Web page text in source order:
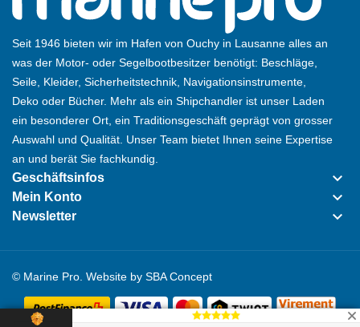
Seit 1946 bieten wir im Hafen von Ouchy in Lausanne alles an
was der Motor- oder Segelbootbesitzer benötigt: Beschläge,
Seile, Kleider, Sicherheitstechnik, Navigationsinstrumente,
Deko oder Bücher. Mehr als ein Shipchandler ist unser Laden
ein besonderer Ort, ein Traditionsgeschäft geprägt von grosser
Auswahl und Qualität. Unser Team bietet Ihnen seine Expertise
an und berät Sie fachkundig.
Geschäftsinfos keyboard_arrow_down
Mein Konto keyboard_arrow_down
Newsletter keyboard_arrow_down
© Marine Pro. Website by SBA Concept